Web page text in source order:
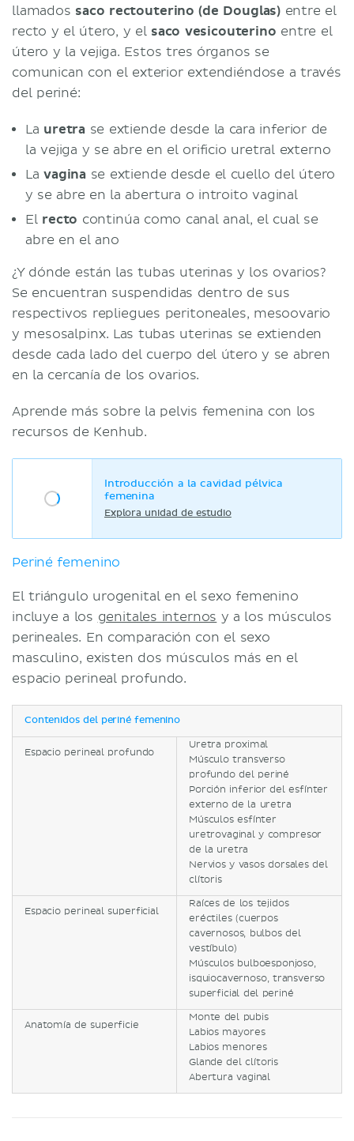
llamados saco rectouterino (de Douglas) entre el
recto y el útero, y el saco vesicouterino entre el
útero y la vejiga. Estos tres órganos se
comunican con el exterior extendiéndose a través
del periné:
La uretra se extiende desde la cara inferior de
la vejiga y se abre en el orificio uretral externo
Lavagina se extiende desde el cuello del útero
y se abre en la abertura o introito vaginal
El recto continúa como canal anal, el cual se
abre en el ano
¿Y dónde están las tubas uterinas y los ovarios?
Se encuentran suspendidas dentro de sus
respectivos repliegues peritoneales, mesoovario
y mesosalpinx. Las tubas uterinas se extienden
desde cada lado del cuerpo del útero y se abren
en la cercanía de los ovarios.
Aprende más sobre la pelvis femenina con los
recursos de Kenhub.
Introducción a la cavidad pélvica
femenina
Explora unidad de estudio
Periné femenino
El triángulo urogenital en el sexo femenino
incluye a los genitales internos y a los músculos
perineales. En comparación con el sexo
masculino, existen dos músculos más en el
espacio perineal profundo.
Contenidos del periné femenino
Espacio perineal profundo
Uretra proximal
Músculo transverso
profundo del periné
Porción inferior del esfínter
externo de la uretra
Músculos esfínter
uretrovaginal y compresor
de la uretra
Nervios y vasos dorsales del
clítoris
Espacio perineal superficial
Raíces de los tejidos
eréctiles (cuerpos
cavernosos, bulbos del
vestíbulo)
Músculos bulboesponjoso,
isquiocavernoso, transverso
superficial del periné
Anatomía de superficie
Monte del pubis
Labios mayores
Labios menores
Glande del clítoris
Abertura vaginal